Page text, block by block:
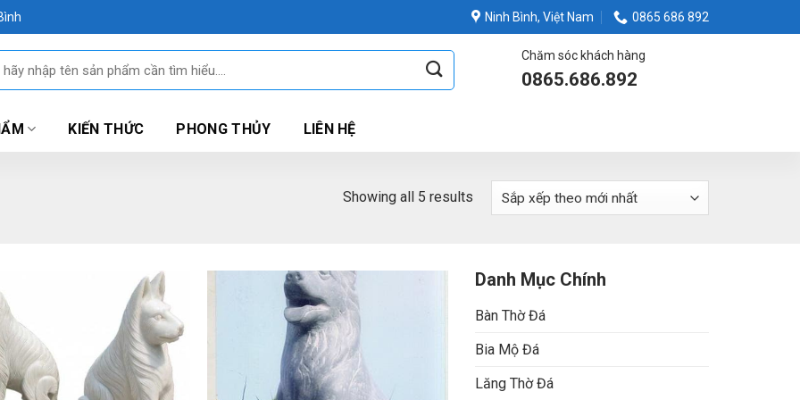
Ninh Bình, Việt Nam 0865 686 892
Chăm sóc khách hàng
0865.686.892
KIẾN THỨC PHONG THỦY LIÊN HỆ
Showing all 5 results
Danh Mục Chính
Bàn Thờ Đá
Bia Mộ Đá
Lăng Thờ Đá